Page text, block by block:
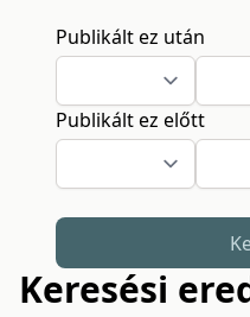
Publikált ez után
Publikált ez előtt
Keresési